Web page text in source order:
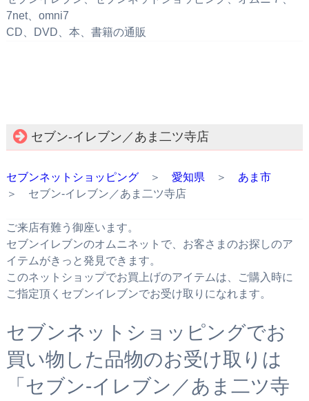
7net、omni7
CD、DVD、本、書籍の通販
セブン‐イレブン／あま二ツ寺店
セブンネットショッピング＞ 愛知県 ＞ あま市
＞ セブン‐イレブン／あま二ツ寺店
ご来店有難う御座います。
セブンイレブンのオムニネットで、お客さまのお探しのア
イテムがきっと発見できます。
このネットショップでお買上げのアイテムは、ご購入時に
ご指定頂くセブンイレブンでお受け取りになれます。
セブンネットショッピングでお
買い物した品物のお受け取りは
「セブン‐イレブン／あま二ツ寺